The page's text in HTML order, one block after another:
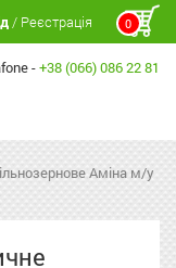
0
/ Реєстрація
-+38 (066) 086 22 81
Аміна м/у